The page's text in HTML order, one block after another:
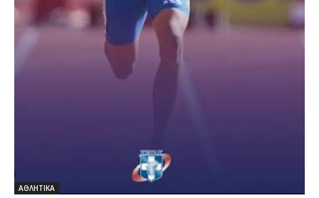
ΑΘΛΗΤΙΚΑ